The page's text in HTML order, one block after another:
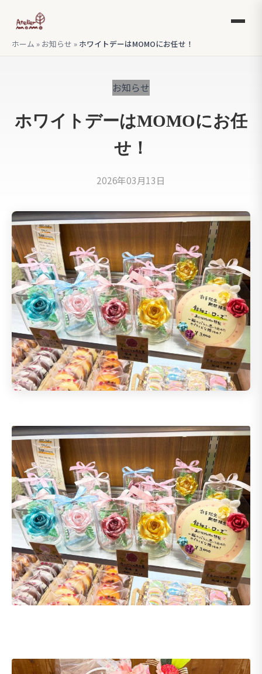
ホーム » お知らせ » ホワイトデーはMOMOにお任せ！
お知らせ
ホワイトデーはMOMOにお任
せ！
2026年03月13日